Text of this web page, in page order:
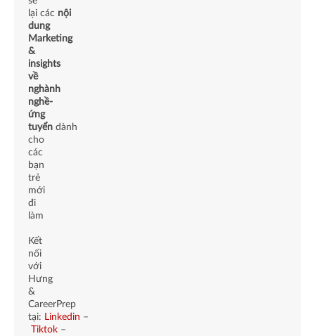
lại các nội
dung
Marketing
&
insights
về
nghành
nghề-
ứng
tuyển dành
cho
các
bạn
trẻ
mới
đi
làm
Kết
nối
với
Hưng
&
CareerPrep
tại: Linkedin –
Tiktok –